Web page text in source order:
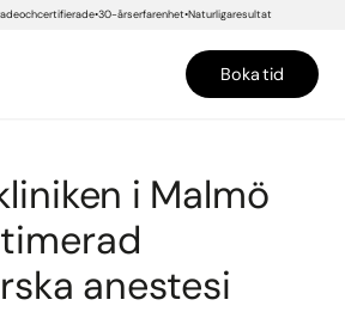
och certifierade 30-års erfarenhet Naturliga resultat
Boka tid
i Malmö
anestesi